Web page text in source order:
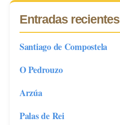
Entradas recientes
Santiago de Compostela
O Pedrouzo
Arzúa
Palas de Rei